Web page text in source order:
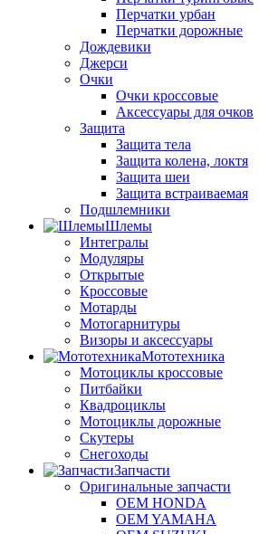
Перчатки урбан
Перчатки дорожные
Дождевики
Джерси
Очки
Очки кроссовые
Аксессуары для очков
Защита
Защита тела
Защита колена, локтя
Защита шеи
Защита встраиваемая
Подшлемники
Шлемы
Интегралы
Модуляры
Открытые
Кроссовые
Мотарды
Мотогарнитуры
Визоры и аксессуары
Мототехника
Мотоциклы кроссовые
Питбайки
Квадроциклы
Мотоциклы дорожные
Скутеры
Снегоходы
Запчасти
Оригинальные запчасти
OEM HONDA
OEM YAMAHA